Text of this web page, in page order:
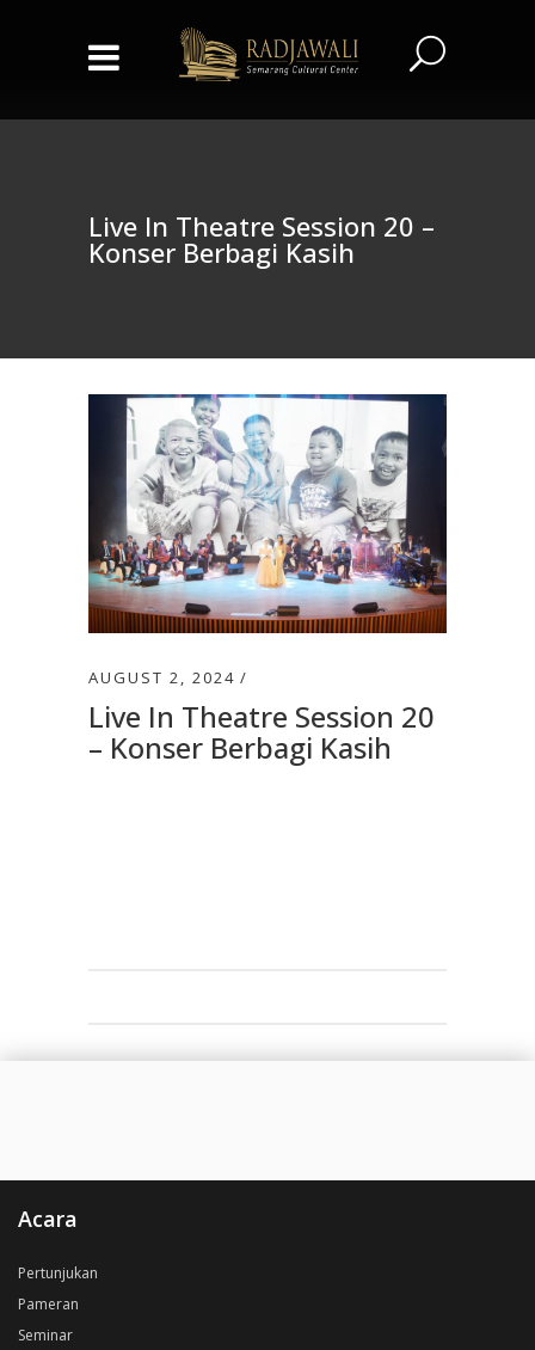
Live In Theatre Session 20 –
Konser Berbagi Kasih
AUGUST 2, 2024
Live In Theatre Session 20
– Konser Berbagi Kasih
Acara
Pertunjukan
Pameran
Seminar